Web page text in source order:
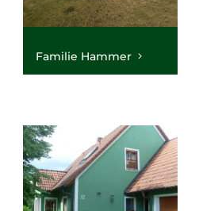
Familie Hammer